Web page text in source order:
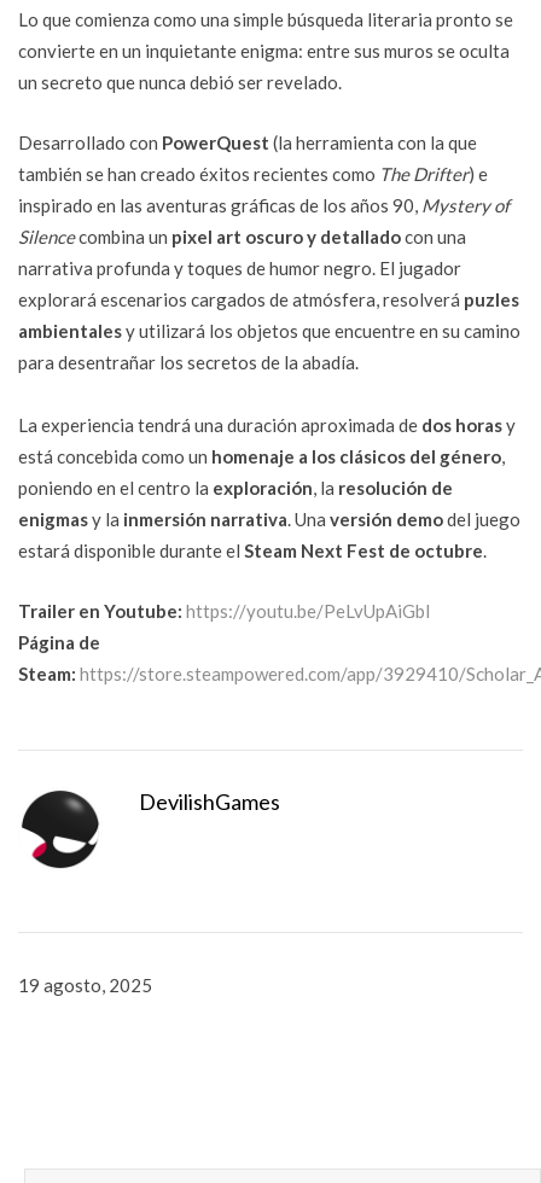
Lo que comienza como una simple búsqueda literaria pronto se
convierte en un inquietante enigma: entre sus muros se oculta
un secreto que nunca debió ser revelado.
Desarrollado con PowerQuest (la herramienta con la que
también se han creado éxitos recientes como The Drifter) e
inspirado en las aventuras gráficas de los años 90, Mystery of
Silencecombina un pixel art oscuro y detalladocon una
narrativa profunda y toques de humor negro. El jugador
explorará escenarios cargados de atmósfera, resolverá puzles
ambientalesy utilizará los objetos que encuentre en su camino
para desentrañar los secretos de la abadía.
La experiencia tendrá una duración aproximada de dos horasy
está concebida como un homenaje a los clásicos del género
poniendo en el centro la exploración , la resolución de
enigmasy la inmersión narrativa . Una versión demodel juego
estará disponible durante el Steam Next Fest de octubre
Trailer en Youtube: https://youtu.be/PeLvUpAiGbI
Página de
Steam: https://store.steampowered.com/app/3929410/
DevilishGames
19 agosto, 2025